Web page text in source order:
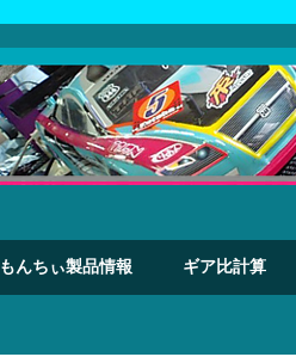
もんちぃ製品情報 ギア比計算